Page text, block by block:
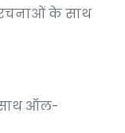
के साथ
साथ ऑल-